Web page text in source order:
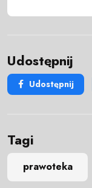
Udostępnij
Udostępnij
Tagi
prawoteka